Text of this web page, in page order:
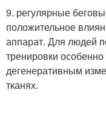
9. регулярные
положительное
аппарат. Для людей
тренировки
дегенеративным
тканях.